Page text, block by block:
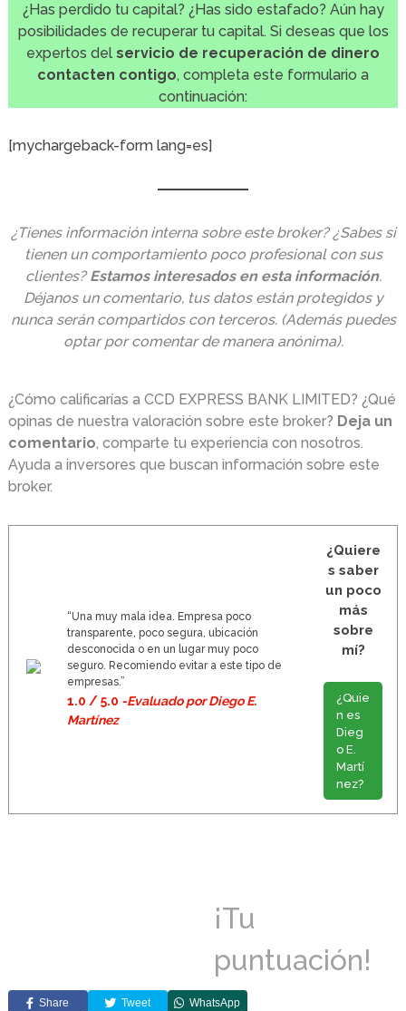
¿Has perdido tu capital? ¿Has sido estafado? Aún hay
posibilidades de recuperar tu capital. Si deseas que los
expertos del servicio de recuperación de dinero
contacten contigo, completa este formulario a
continuación:
[mychargeback-form lang=es]
¿Tienes información interna sobre este broker? ¿Sabes si
tienen un comportamiento poco profesional con sus
clientes?Estamos interesados en esta información.
Déjanos un comentario, tus datos están protegidos y
nunca serán compartidos con terceros. (Además puedes
optar por comentar de manera anónima).
¿Cómo calificarías a CCD EXPRESS BANK LIMITED? ¿Qué
opinas de nuestra valoración sobre este broker? Deja un
comentario, comparte tu experiencia con nosotros.
Ayuda a inversores que buscan información sobre este
broker.
“Una muy mala idea. Empresa poco
transparente, poco segura, ubicación
desconocida o en un lugar muy poco
seguro. Recomiendo evitar a este tipo de
empresas.”
1.0 / 5.0 -Evaluado por Diego E.
Martínez
¿Quiere
s saber
un poco
más
sobre
mí?
¿Quie
n es
Dieg
o E.
Martí
nez?
¡Tu
puntuación!
Share Tweet WhatsApp